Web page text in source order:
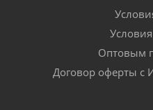
Оптовым
Договор оферты